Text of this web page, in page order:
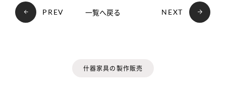
PREV 一覧へ戻る NEXT
什器家具の製作販売